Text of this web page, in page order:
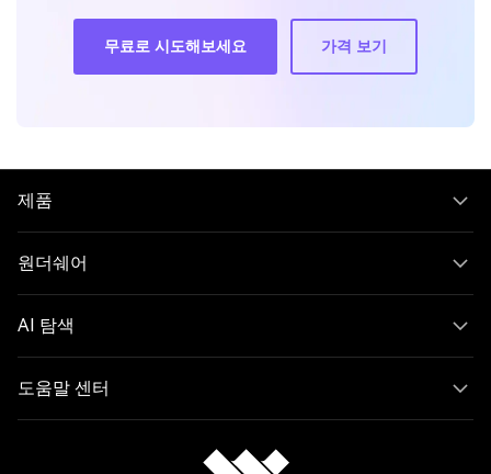
무료로 시도해보세요 가격 보기
제품
원더쉐어
AI 탐색
도움말 센터